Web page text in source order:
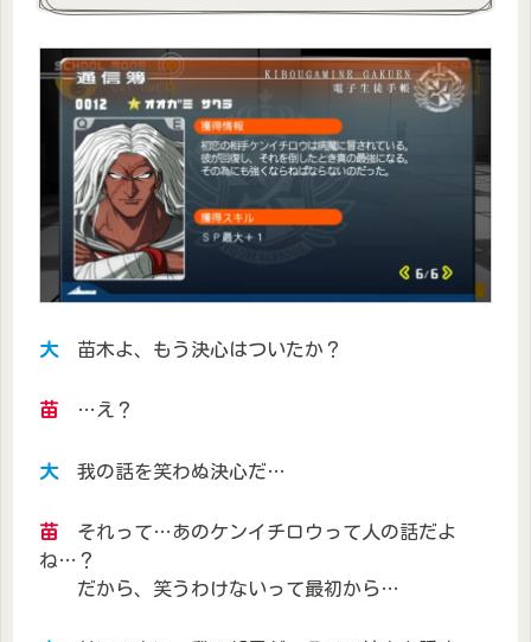
大苗木よ、もう決心はついたか？
苗 …え？
大我の話を笑わぬ決心だ…
苗 それって…あのケンイチロウって人の話だよ
ね…？
だから、笑うわけないって最初から…